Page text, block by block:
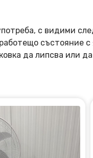
с видими
да липсва или